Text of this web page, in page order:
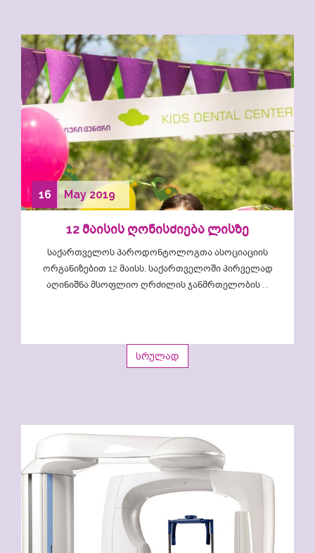
16 May 2019
12 მაისის ღონისძიება ლისზე
საქართველოს პაროდონტოლოგთა ასოციაციის
ორგანიზებით 12 მაისს, საქართველოში პირველად
აღინიშნა მსოფლიო ღრძილის ჯანმრთელობის ...
სრულად